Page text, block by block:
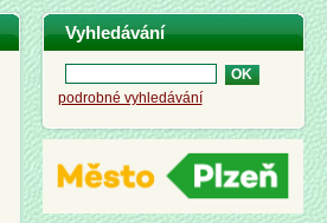
Vyhledávání
podrobné vyhledávání